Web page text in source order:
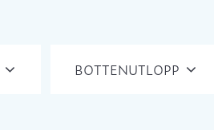
BOTTENUTLOPP